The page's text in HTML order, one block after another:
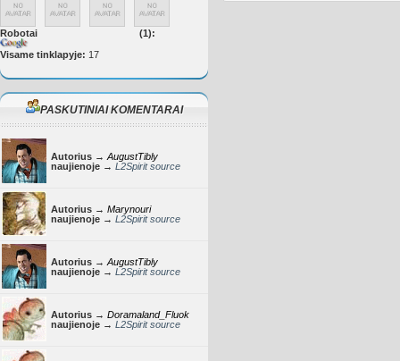
Robotai
(1):
Visame tinklapyje: 17
PASKUTINIAI KOMENTARAI
Autorius → AugustTibly
naujienoje → L2Spirit source
Autorius → Marynouri
naujienoje → L2Spirit source
Autorius → AugustTibly
naujienoje → L2Spirit source
Autorius → Doramaland_Fluok
naujienoje → L2Spirit source